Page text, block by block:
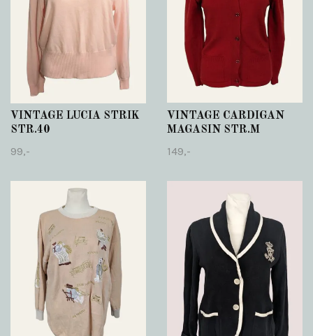
VINTAGE LUCIA STRIK
STR.40
99,-
VINTAGE CARDIGAN
MAGASIN STR.M
149,-